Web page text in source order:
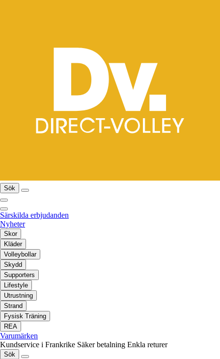
Sök
Särskilda erbjudanden
Nyheter
Skor
Kläder
Volleybollar
Skydd
Supporters
Lifestyle
Utrustning
Strand
Fysisk Träning
REA
Varumärken
Kundservice i Frankrike Säker betalning Enkla returer
Sök